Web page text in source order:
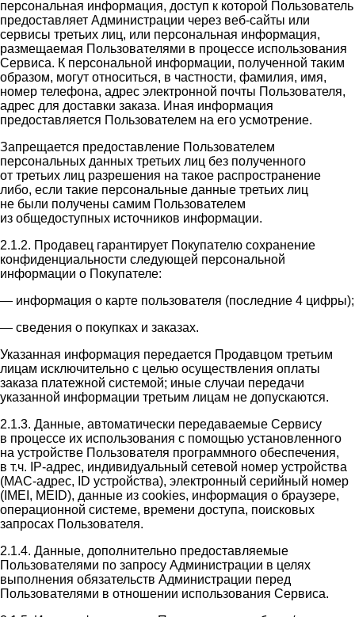
персональная информация, доступ к которой Пользователь
предоставляет Администрации через веб-сайты или
сервисы третьих лиц, или персональная информация,
размещаемая Пользователями в процессе использования
Сервиса. К персональной информации, полученной таким
образом, могут относиться, в частности, фамилия, имя,
номер телефона, адрес электронной почты Пользователя,
адрес для доставки заказа. Иная информация
предоставляется Пользователем на его усмотрение.
Запрещается предоставление Пользователем
персональных данных третьих лиц без полученного
от третьих лиц разрешения на такое распространение
либо, если такие персональные данные третьих лиц
не были получены самим Пользователем
из общедоступных источников информации.
2.1.2. Продавец гарантирует Покупателю сохранение
конфиденциальности следующей персональной
информации о Покупателе:
— информация о карте пользователя (последние 4 цифры);
— сведения о покупках и заказах.
Указанная информация передается Продавцом третьим
лицам исключительно с целью осуществления оплаты
заказа платежной системой; иные случаи передачи
указанной информации третьим лицам не допускаются.
2.1.3. Данные, автоматически передаваемые Сервису
в процессе их использования с помощью установленного
на устройстве Пользователя программного обеспечения,
в т.ч. IP-адрес, индивидуальный сетевой номер устройства
(MAC-адрес, ID устройства), электронный серийный номер
(IMEI, MEID), данные из cookies, информация о браузере,
операционной системе, времени доступа, поисковых
запросах Пользователя.
2.1.4. Данные, дополнительно предоставляемые
Пользователями по запросу Администрации в целях
выполнения обязательств Администрации перед
Пользователями в отношении использования Сервиса.